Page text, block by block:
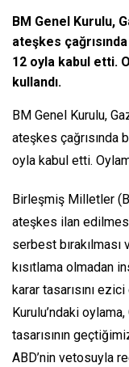
BM Genel Kurulu,
ateşkes
12 oyla kabul etti.
kullandı.
BM Genel Kurulu,
ateşkes çağrısında
oyla kabul etti.
Birleşmiş Milletler
ateşkes ilan
serbest
kısıtlama olmadan
karar tasarısını
Kurulu’ndaki
tasarısının
ABD’nin vetosuyla